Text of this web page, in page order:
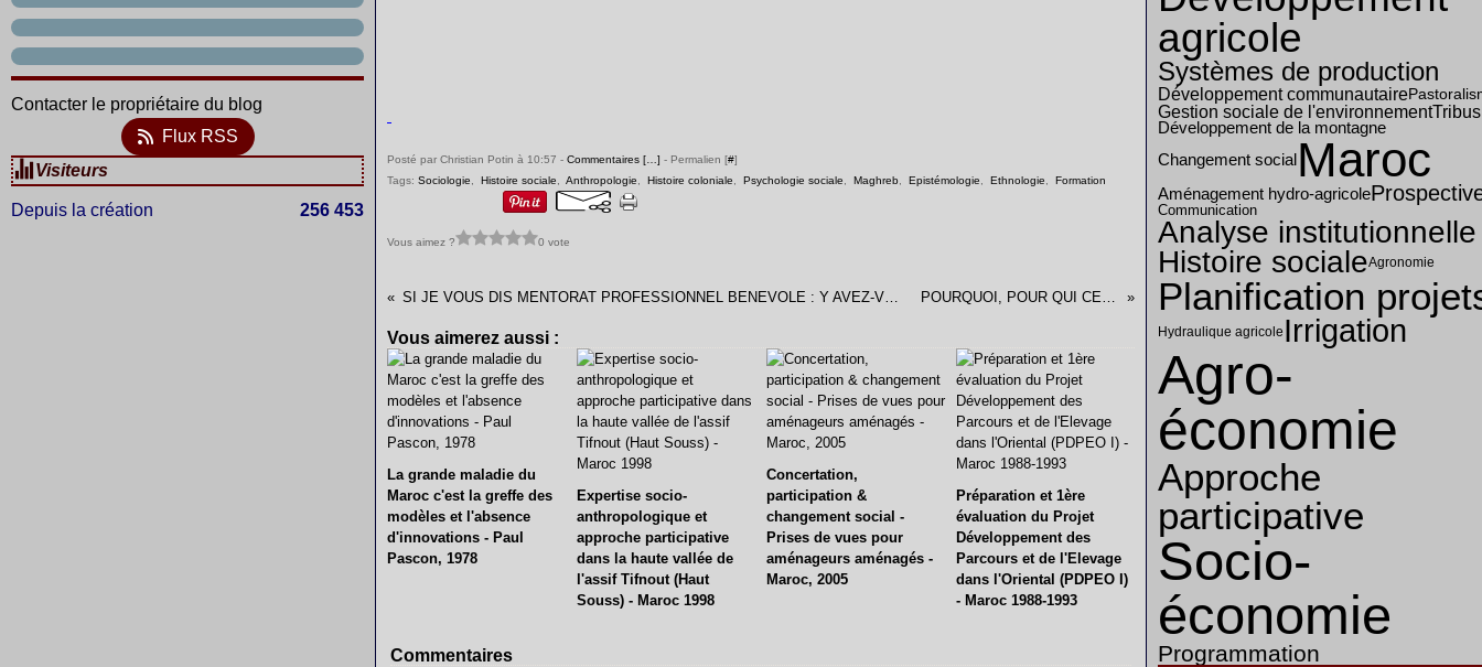
Contacter le propriétaire du blog
Flux RSS
Visiteurs
Depuis la création 256 453
Posté par Christian Potin à 10:57 - Commentaires [ ] - Permalien [#]
Tags: Sociologie Histoire sociale Anthropologie Histoire coloniale Psychologie sociale Maghreb Epistémologie Ethnologie Formation
Vous aimez ? 0 vote
SI JE VOUS DIS MENTORAT PROFESSIONNEL BENEVOLE : Y AVEZ-VOUS PENSE ? ... POURQUOI, POUR QUI CE BLOG ?
Vous aimerez aussi :
La grande maladie du
Maroc c'est la greffe des
modèles et l'absence
d'innovations - Paul
Pascon, 1978
Expertise socio-
anthropologique et
approche participative
dans la haute vallée de
l'assif Tifnout (Haut
Souss) - Maroc 1998
Concertation,
participation &
changement social -
Prises de vues pour
aménageurs aménagés -
Maroc, 2005
Préparation et 1ère
évaluation du Projet
Développement des
Parcours et de l'Elevage
dans l'Oriental (PDPEO I)
- Maroc 1988-1993
Commentaires
agricole
Systèmes de production
Développement communautaire
Gestion sociale de l'environnementTribus
Développement de la montagne
Changement socialMaroc
Aménagement hydro-agricole
Communication
Analyse institutionnelle
Histoire socialeAgronomie
Planification
Hydraulique agricole Irrigation
Agro-
économie
Approche
participative
Socio-
économie
Programmation